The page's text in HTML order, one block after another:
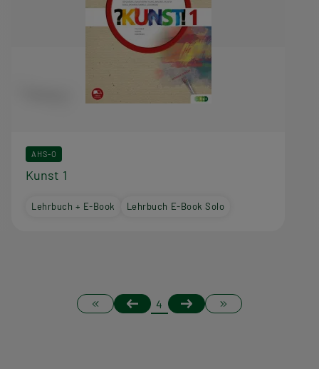
AHS-O
Kunst 1
Lehrbuch + E-Book Lehrbuch E-Book Solo
Erste
Vorherige
Page
4
NächsteLetzte